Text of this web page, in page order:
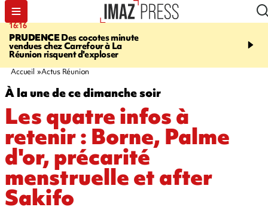
16:16
PRUDENCEDes cocotes minute
vendues chez Carrefour à La
Réunion risquent d'exploser
20:06
l'Asie, mort d'une
Accueil Actus Réunion
À la une de ce dimanche soir
Les quatre infos à
retenir : Borne, Palme
d'or, précarité
menstruelle et after
Sakifo